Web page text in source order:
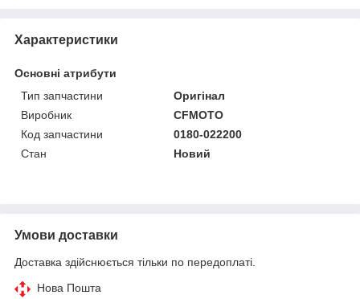
Характеристики
Основні атрибути
Тип запчастини
Оригінал
Виробник
CFMOTO
Код запчастини
0180-022200
Стан
Новий
Умови доставки
Доставка здійснюється тільки по передоплаті.
Нова Пошта